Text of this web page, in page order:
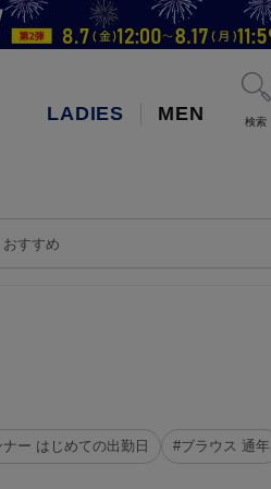
LADIES MEN 検索
ー はじめての出勤日 #ブラウス 通年